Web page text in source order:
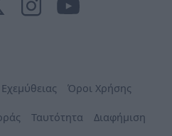
Όροι Χρήσης
Ταυτότητα Διαφήμιση